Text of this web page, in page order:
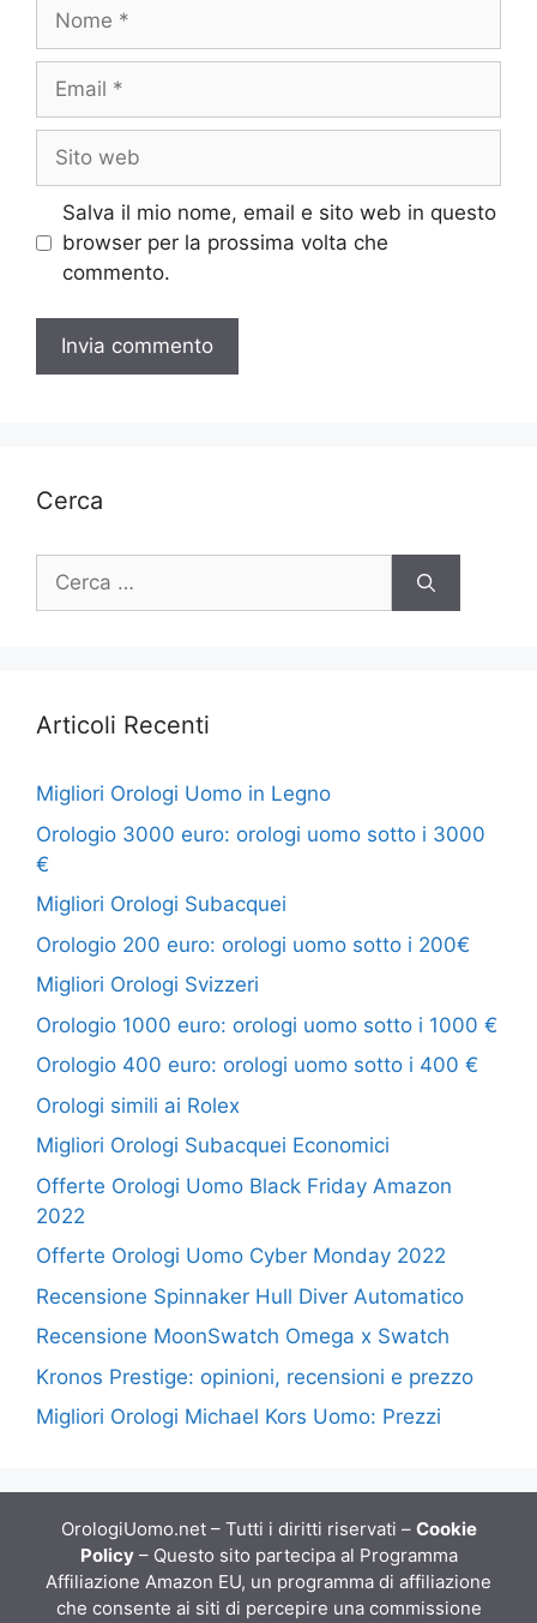
web
Salva il mio nome, email e sito web in questo
browser per la prossima volta che
commento.
Cerca
Ricerca
Articoli Recenti
Migliori Orologi Uomo in Legno
Orologio 3000 euro: orologi uomo sotto i 3000
€
Migliori Orologi Subacquei
Orologio 200 euro: orologi uomo sotto i 200€
Migliori Orologi Svizzeri
Orologio 1000 euro: orologi uomo sotto i 1000 €
Orologio 400 euro: orologi uomo sotto i 400 €
Orologi simili ai Rolex
Migliori Orologi Subacquei Economici
Offerte Orologi Uomo Black Friday Amazon
2022
Offerte Orologi Uomo Cyber Monday 2022
Recensione Spinnaker Hull Diver Automatico
Recensione MoonSwatch Omega x Swatch
Kronos Prestige: opinioni, recensioni e prezzo
Migliori Orologi Michael Kors Uomo: Prezzi
OrologiUomo.net – Tutti i diritti riservati – Cookie
Policy– Questo sito partecipa al Programma
Affiliazione Amazon EU, un programma di affiliazione
che consente ai siti di percepire una commissione